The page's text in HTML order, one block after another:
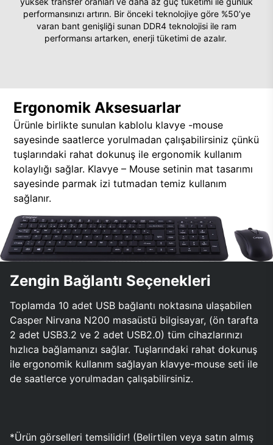
performansınızı artırın. Bir önceki teknolojiye göre %50’ye
varan bant genişliği sunan DDR4 teknolojisi ile ram
performansı artarken, enerji tüketimi de azalır.
Ergonomik Aksesuarlar
Ürünle birlikte sunulan kablolu klavye -mouse
sayesinde saatlerce yorulmadan çalışabilirsiniz çünkü
tuşlarındaki rahat dokunuş ile ergonomik kullanım
kolaylığı sağlar. Klavye – Mouse setinin mat tasarımı
sayesinde parmak izi tutmadan temiz kullanım
sağlanır.
Zengin Bağlantı Seçenekleri
Toplamda 10 adet USB bağlantı noktasına ulaşabilen
Casper Nirvana N200 masaüstü bilgisayar, (ön tarafta
2 adet USB3.2 ve 2 adet USB2.0) tüm cihazlarınızı
hızlıca bağlamanızı sağlar. Tuşlarındaki rahat dokunuş
ile ergonomik kullanım sağlayan klavye-mouse seti ile
de saatlerce yorulmadan çalışabilirsiniz.
*Ürün görselleri temsilidir! (Belirtilen veya satın almış